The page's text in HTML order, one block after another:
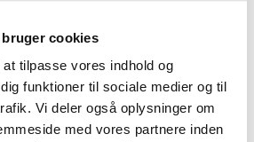
bruger cookies
tilpasse vores indhold og
funktioner til sociale medier og til
Vi deler også oplysninger om
med vores partnere inden
materiale skal
virksomheder